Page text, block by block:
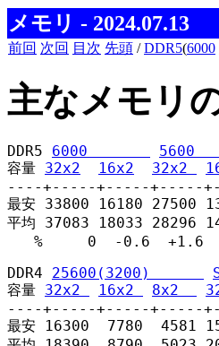
メモリ - 2024.07.13
前回 次回 目次 先頭 /DDR5(6000
主なメモリ
DDR5 6000
容量 32x2 16x2 32x2
----+-----+-----+-----
最安 33800 16180 27500
平均 37083 18033 28296
%     0  -0.6  +1.6
DDR4 25600(3200)
容量 32x2 16x2 8x2
----+-----+-----+-----
最安 16300  7780  4581